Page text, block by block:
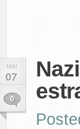
MAI
07
0